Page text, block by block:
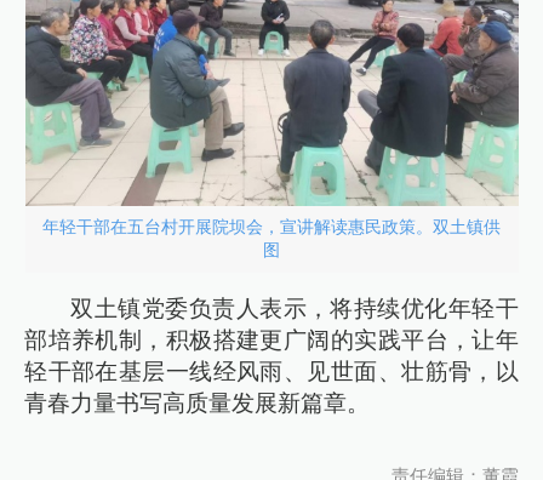
年轻干部在五台村开展院坝会，宣讲解读惠民政策。双土镇供
图
双土镇党委负责人表示，将持续优化年轻干
部培养机制，积极搭建更广阔的实践平台，让年
轻干部在基层一线经风雨、见世面、壮筋骨，以
青春力量书写高质量发展新篇章。